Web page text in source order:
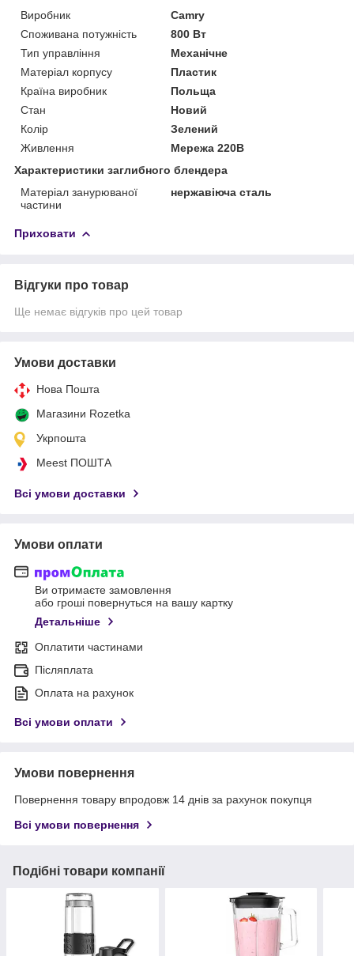
Виробник
Camry
Споживана потужність
800 Вт
Тип управління
Механічне
Матеріал корпусу
Пластик
Країна виробник
Польща
Стан
Новий
Колір
Зелений
Живлення
Мережа 220В
Характеристики заглибного блендера
Матеріал занурюваної
частини
нержавіюча сталь
Приховати
Відгуки про товар
Ще немає відгуків про цей товар
Умови доставки
Нова Пошта
Магазини Rozetka
Укрпошта
Meest ПОШТА
Всі умови доставки
Умови оплати
Ви отримаєте замовлення
або гроші повернуться на вашу картку
Детальніше
Оплатити частинами
Післяплата
Оплата на рахунок
Всі умови оплати
Умови повернення
Повернення товару впродовж 14 днів за рахунок покупця
Всі умови повернення
Подібні товари компанії